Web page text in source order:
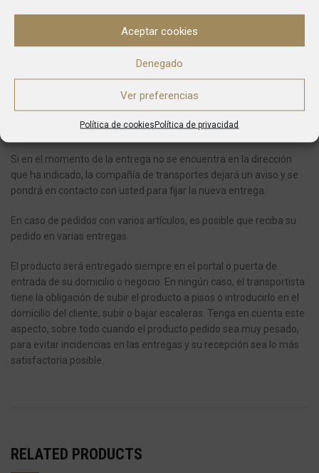
Aceptar cookies
Denegado
Ver preferencias
Política de cookiesPolítica de privacidad
aproximado en recibir el pedido es de entre 5 y 7 días para envíos
Una vez que el pedido haya sido enviado, automáticamente
recibirás un e-mail de confirmación del mismo indicándote el
número de seguimiento y la agencia de envío que se encargará de
entregarte tu pedido.
Si en el momento de la entrega no se encuentra en la dirección
que ha indicado, la compañía de transportes dejará un aviso y se
pondrá en contacto con usted para fijar la nueva entrega.
En caso de pedidos con varios artículos, es posible que reciba su
pedido en varias entregas.
El producto será entregado siempre en el portal o puerta de
entrada de su domicilio o negocio. En ningún caso, el transportista
tiene la obligación de subir el producto a pisos o introducirlo en el
domicilio del cliente, subir o bajar escaleras. Tenga en cuenta este
aspecto, sobre todo cuando el producto pedido sea muy pesado,
para evitar incidencias en las entregas y su recepción sea lo más
satisfactoria posible.
RELATED PRODUCTS